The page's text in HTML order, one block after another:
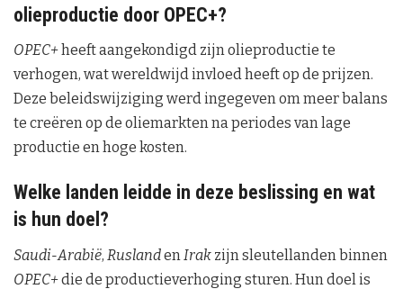
olieproductie door OPEC+?
OPEC+heeft aangekondigd zijn olieproductie te
verhogen, wat wereldwijd invloed heeft op de prijzen.
Deze beleidswijziging werd ingegeven om meer balans
te creëren op de oliemarkten na periodes van lage
productie en hoge kosten.
Welke landen leidde in deze beslissing en wat
is hun doel?
Saudi-Arabië, Ruslanden Irak zijn sleutellanden binnen
OPEC+die de productieverhoging sturen. Hun doel is